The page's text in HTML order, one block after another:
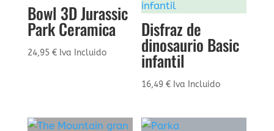
Bowl 3D Jurassic
Park Ceramica
24,95 € Iva Incluido
Disfraz de
dinosaurio Basic
infantil
16,49€ Iva Incluido